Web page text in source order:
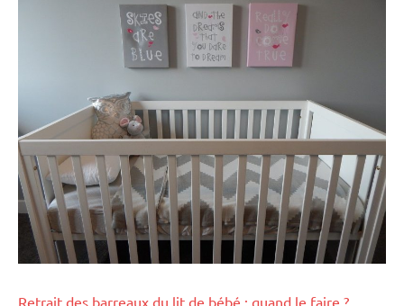
Retrait des barreaux du lit de bébé : quand le faire ?